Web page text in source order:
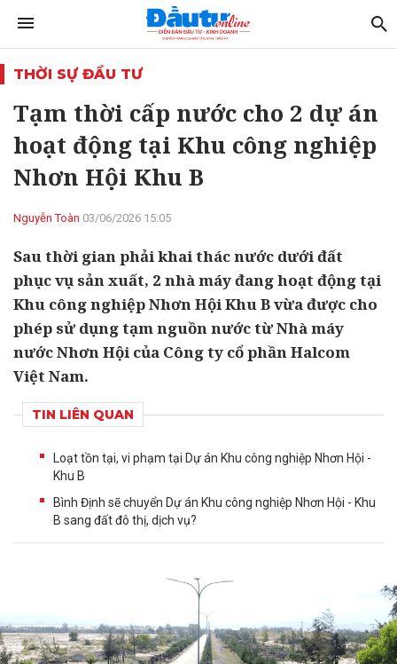
THỜI SỰ ĐẦU TƯ
Tạm thời cấp nước cho 2 dự án
hoạt động tại Khu công nghiệp
Nhơn Hội Khu B
Nguyễn Toàn 03/06/2026 15:05
Sau thời gian phải khai thác nước dưới đất
phục vụ sản xuất, 2 nhà máy đang hoạt động tại
Khu công nghiệp Nhơn Hội Khu B vừa được cho
phép sử dụng tạm nguồn nước từ Nhà máy
nước Nhơn Hội của Công ty cổ phần Halcom
Việt Nam.
TIN LIÊN QUAN
Loạt tồn tại, vi phạm tại Dự án Khu công nghiệp Nhơn Hội -
Khu B
Bình Định sẽ chuyển Dự án Khu công nghiệp Nhơn Hội - Khu
B sang đất đô thị, dịch vụ?